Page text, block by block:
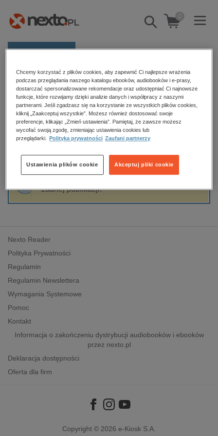
Pokaż/schowaj
wyszukiwarkę
0
E-prasa
Kategorie
Zobacz wszystkie E-prasa
budownictwo, aranżacja wnętrz
biznesowe, branżowe, gospodarka
edukacja
hobby, sport, rozrywka
komputery, internet, technologie, informatyka
polityka, społeczno-informacyjne
psychologiczne
inne
popularno-naukowe
historia
Strona główna Karpaty
Karpaty
Sortowanie Filtrowanie
żadnej publikacji.
Nexto Reader
Polityka Prywatności
Regulamin
Regulamin Newslettera
Wymagania Systemowe
Pomoc
Kontakt
Informacja o zakończeniu dystrybucji audiobooków i ebooków
przez nexto.pl
Deklaracja dostępności
Oferta dla firm
Copyright © 2026 e-Kiosk S.A.
Chcemy korzystać z plików cookies, aby zapewnić Ci najlepsze wrażenia
podczas przeglądania naszego katalogu ebooków, audiobooków i e-prasy,
dostarczać spersonalizowane rekomendacje oraz udostępniać Ci najnowsze
funkcje, które rozwijamy dzięki analizie danych i współpracy z naszymi
partnerami. Jeśli zgadzasz się na korzystanie ze wszystkich plików cookies,
kliknij „Zaakceptuj wszystkie”. Możesz również dostosować swoje
preferencje, klikając „Zmień ustawienia”. Pamiętaj, że zawsze możesz
wycofać swoją zgodę, zmieniając ustawienia cookies lub
przeglądarki.
Polityka prywatności Zaufani partnerzy
Akceptuj pliki cookie
Ustawienia plików cookie